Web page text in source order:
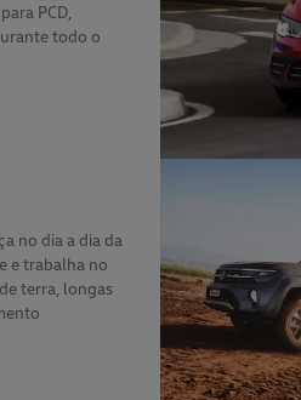
PCD,
todo o
no dia a dia da
e trabalha no
terra, longas